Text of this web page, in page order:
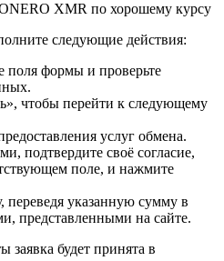
XMR по хорошему курсу
следующие действия:
поля формы и проверьте
чтобы перейти к следующему
услуг обмена.
подтвердите своё согласие,
поле, и нажмите
переведя указанную сумму в
представленными на сайте.
заявка будет принята в